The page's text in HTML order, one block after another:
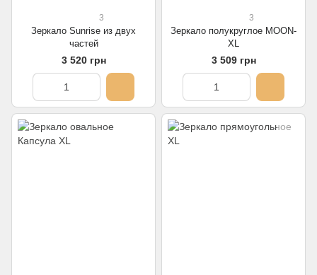
3
Зеркало Sunrise из двух
частей
3 520 грн
3
Зеркало полукруглое MOON-
XL
3 509 грн